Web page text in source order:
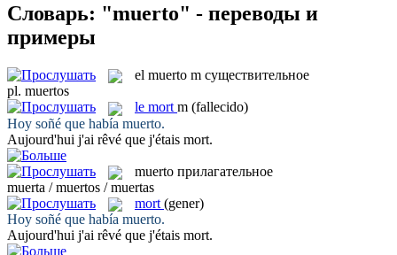
Словарь: "muerto" - переводы и
примеры
el muerto m существительное
pl. muertos
le mort m (fallecido)
Hoy soñé que había muerto.
Aujourd'hui j'ai rêvé que j'étais mort.
muerto прилагательное
muerta / muertos / muertas
mort (gener)
Hoy soñé que había muerto.
Aujourd'hui j'ai rêvé que j'étais mort.